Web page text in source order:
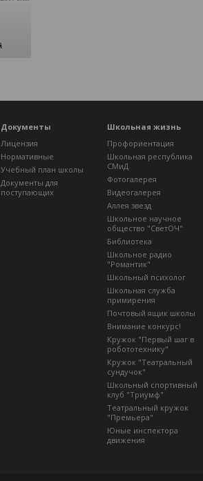
Документы
Лицензия
Нормативные
Учебный план школы
Документы для
поступающих
Школьная жизнь
Профориентация
Школьная республика
СМиД
Фотогалерея
Видеогалерея
Аллея звезд
Школьное научное
общество "СветОЧ"
Библиотека
Школьное радио
"Романтик"
Школьный психолог
Школьная служба
примирения
Почтовый ящик школы
Внимание конкурс!
Кружок "Первый шаг в
робототехнику"
Кружок "Театральный
сундучок"
Школьный спортивный
клуб "Триумф"
Театральный кружок
"Премьера"
Юные инспектора
движения